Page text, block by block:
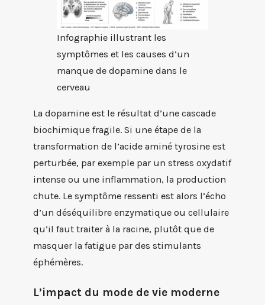
Infographie illustrant les
symptômes et les causes d’un
manque de dopamine dans le
cerveau
La dopamine est le résultat d’une cascade
biochimique fragile. Si une étape de la
transformation de l’acide aminé tyrosine est
perturbée, par exemple par un stress oxydatif
intense ou une inflammation, la production
chute. Le symptôme ressenti est alors l’écho
d’un déséquilibre enzymatique ou cellulaire
qu’il faut traiter à la racine, plutôt que de
masquer la fatigue par des stimulants
éphémères.
L’impact du mode de vie moderne